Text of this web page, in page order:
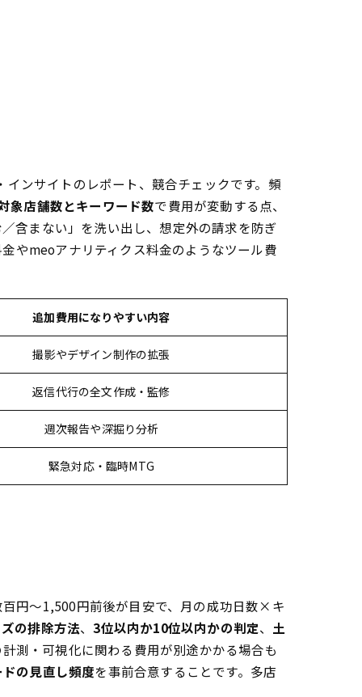
ンサイトのレポート、競合チェックです。頻
象店舗数とキーワード数で費用が変動する点、
含まない」を洗い出し、想定外の請求を防ぎ
やmeoアナリティクス料金のようなツール費
追加費用になりやすい内容
撮影やデザイン制作の拡張
返信代行の全文作成・監修
週次報告や深掘り分析
緊急対応・臨時MTG
円〜1,500円前後が目安で、月の成功日数×キ
の排除方法、3位以内か10位以内かの判定、 土
測・可視化に関わる費用が別途かかる場合も
の見直し頻度を事前合意することです。多店